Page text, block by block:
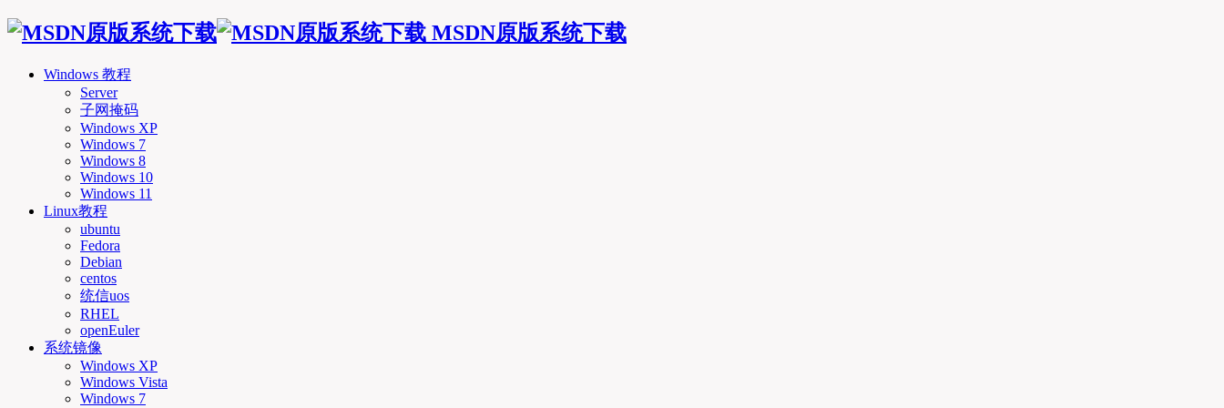
MSDN原版系统下载
Windows 教程
Server
子网掩码
Windows XP
Windows 7
Windows 8
Windows 10
Windows 11
Linux教程
ubuntu
Fedora
Debian
centos
统信uos
RHEL
openEuler
系统镜像
Windows XP
Windows Vista
Windows 7